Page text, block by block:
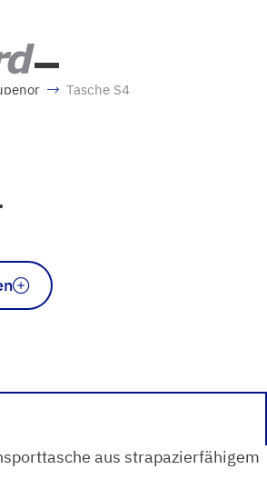
Tasche S4
aus strapazierfähigem